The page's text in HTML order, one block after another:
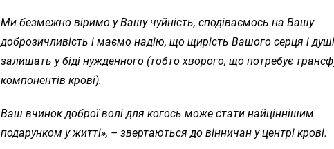
Ми безмежно віримо у Вашу чуйність, сподіваємось на Вашу
доброзичливість і маємо надію, що щирість Вашого серця і
залишать у біді нужденного (тобто хворого, що потребує
компонентів крові).
Ваш вчинок доброї волі для когось може стати найціннішим
подарунком у житті», – звертаються до вінничан у центрі крові.